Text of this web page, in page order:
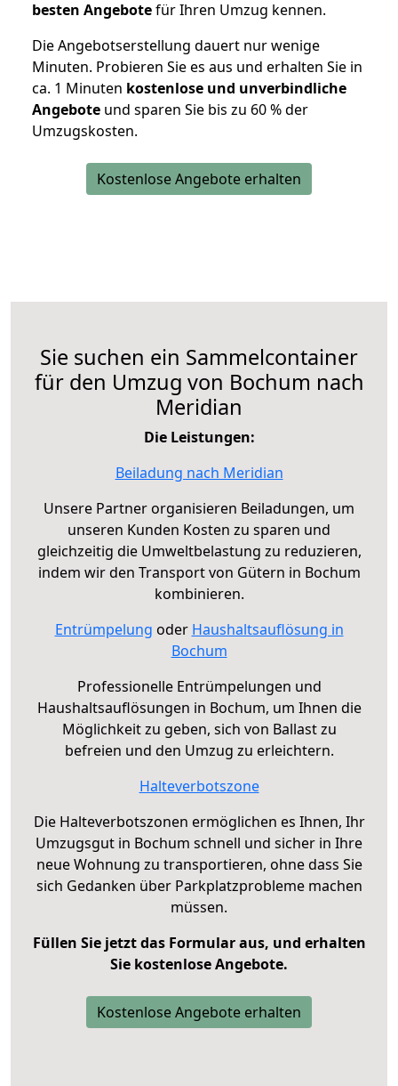
besten Angebotefür Ihren Umzug kennen.
Die Angebotserstellung dauert nur wenige
Minuten. Probieren Sie es aus und erhalten Sie in
ca. 1 Minuten kostenlose und unverbindliche
Angebote und sparen Sie bis zu 60 % der
Umzugskosten.
Kostenlose Angebote erhalten
Sie suchen ein Sammelcontainer
für den Umzug von Bochum nach
Meridian
Die Leistungen:
Beiladung nach Meridian
Unsere Partner organisieren Beiladungen, um
unseren Kunden Kosten zu sparen und
gleichzeitig die Umweltbelastung zu reduzieren,
indem wir den Transport von Gütern in Bochum
kombinieren.
Entrümpelung oder Haushaltsauflösung in
Bochum
Professionelle Entrümpelungen und
Haushaltsauflösungen in Bochum, um Ihnen die
Möglichkeit zu geben, sich von Ballast zu
befreien und den Umzug zu erleichtern.
Halteverbotszone
Die Halteverbotszonen ermöglichen es Ihnen, Ihr
Umzugsgut in Bochum schnell und sicher in Ihre
neue Wohnung zu transportieren, ohne dass Sie
sich Gedanken über Parkplatzprobleme machen
müssen.
Füllen Sie jetzt das Formular aus, und erhalten
Sie kostenlose Angebote.
Kostenlose Angebote erhalten